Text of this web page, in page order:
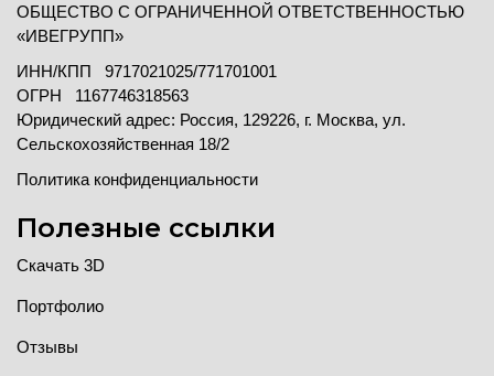
ОБЩЕСТВО С ОГРАНИЧЕННОЙ ОТВЕТСТВЕННОСТЬЮ
«ИВЕГРУПП»
ИНН/КПП 9717021025/771701001
ОГРН 1167746318563
Юридический адрес: Россия, 129226, г. Москва, ул.
Сельскохозяйственная 18/2
Политика конфиденциальности
Полезные ссылки
Скачать 3D
Портфолио
Отзывы